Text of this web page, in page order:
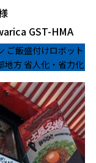
GST-HMA
ご飯盛付けロボット
省人化・省力化
地方